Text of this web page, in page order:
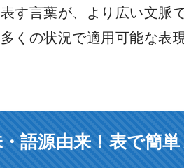
す言葉が、より広い文脈
くの状況で適用可能な表
語源由来！表で簡